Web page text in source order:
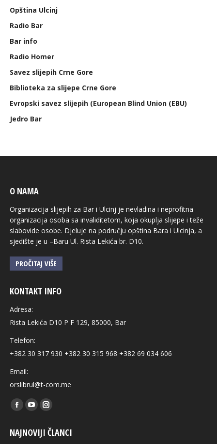
Opština Ulcinj
Radio Bar
Bar info
Radio Homer
Savez slijepih Crne Gore
Biblioteka za slijepe Crne Gore
Evropski savez slijepih (European Blind Union (EBU)
Jedro Bar
O NAMA
Organizacija slijepih za Bar i Ulcinj je nevladina i neprofitna
organizacija osoba sa invaliditetom, koja okuplja slijepe i teže
slabovide osobe. Djeluje na području opština Bara i Ulcinja, a
sjedište je u –Baru Ul. Rista Lekića br. D10.
PROČITAJ VIŠE
KONTAKT INFO
Adresa:
Rista Lekića D10 P F 129, 85000, Bar
Telefon:
+382 30 317 930 +382 30 315 968 +382 69 034 606
Email:
orslibrul@t-com.me
Find us on:
Facebook
opens
YouTube
opens
Instagram
opens
NAJNOVIJI ČLANCI